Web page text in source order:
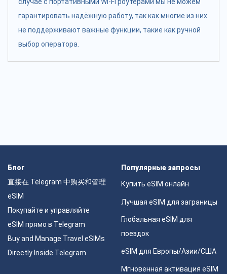
гарантировать надёжную работу, так как многие из них
не поддерживают важные функции, такие как ручной
выбор оператора.
Блог
直接在 Telegram 中购买和管理
eSIM
Покупайте и управляйте
eSIM прямо в Telegram
Buy and Manage Travel eSIMs
Directly Inside Telegram
Популярные запросы
Купить eSIM онлайн
Лучшая eSIM для заграницы
Глобальная eSIM для
поездок
eSIM для Европы/Азии/США
Мгновенная активация eSIM